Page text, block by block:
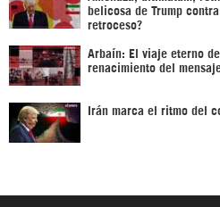
belicosa de Trump
retroceso?
Arbaín: El viaje eterno
renacimiento del
Irán marca el ritmo del